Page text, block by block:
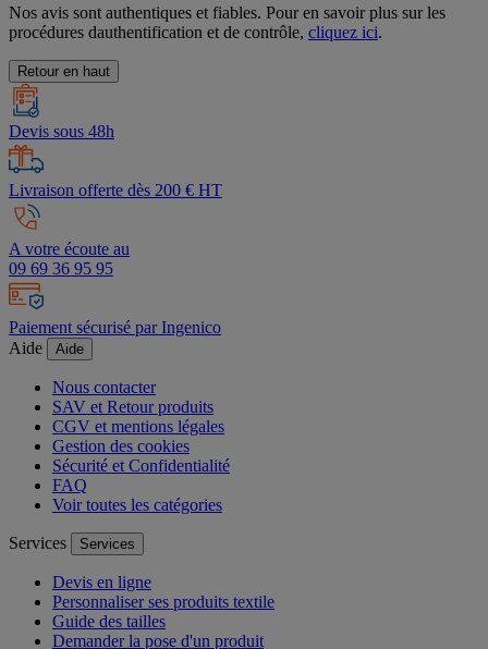
Nos avis sont authentiques et fiables. Pour en savoir plus sur les
procédures dauthentification et de contrôle, cliquez ici.
Retour en haut
Devis sous 48h
Livraison offerte dès 200 € HT
A votre écoute au
09 69 36 95 95
Paiement sécurisé par Ingenico
Aide
Aide
Nous contacter
SAV et Retour produits
CGV et mentions légales
Gestion des cookies
Sécurité et Confidentialité
FAQ
Voir toutes les catégories
Services Services
Devis en ligne
Personnaliser ses produits textile
Guide des tailles
Demander la pose d'un produit